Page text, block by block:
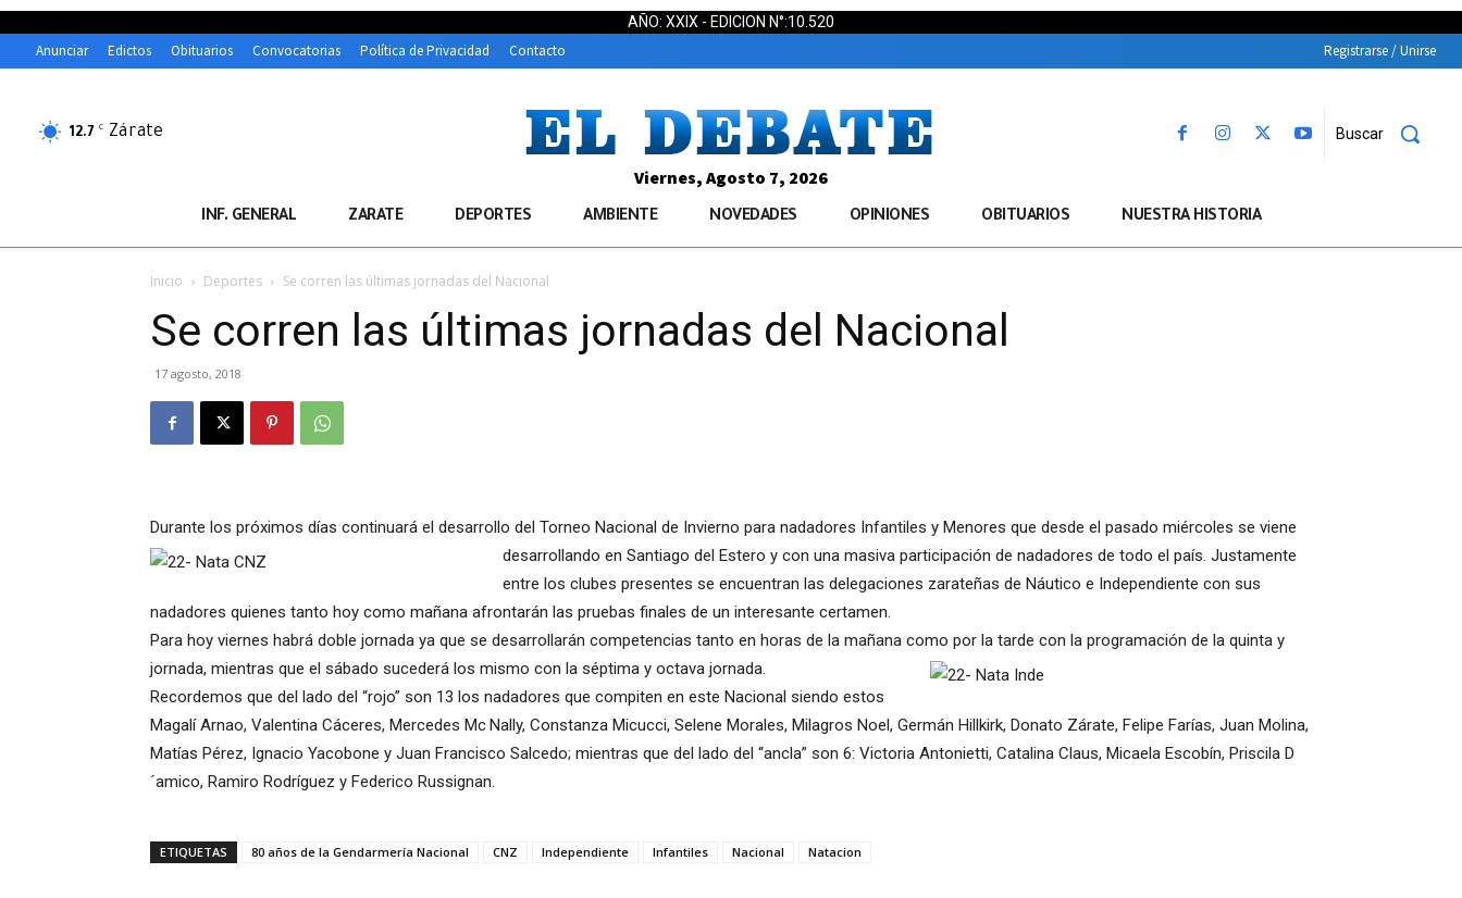
AÑO: XXIX - EDICION N°:10.520
Anunciar Edictos Obituarios Convocatorias Política de Privacidad Contacto Registrarse / Unirse
12.7 C Zárate Buscar
Viernes, Agosto 7, 2026
INF. GENERAL ZARATE DEPORTES AMBIENTE NOVEDADES OPINIONES OBITUARIOS NUESTRA HISTORIA
Inicio Deportes Se corren las últimas jornadas del Nacional
Se corren las últimas jornadas del Nacional
17 agosto, 2018
Durante los próximos días continuará el desarrollo del Torneo Nacional de Invierno para nadadores Infantiles y Menores que desde el pasado miércoles se viene
desarrollando en Santiago del Estero y con una masiva participación de nadadores de todo el país. Justamente
entre los clubes presentes se encuentran las delegaciones zarateñas de Náutico e Independiente con sus
nadadores quienes tanto hoy como mañana afrontarán las pruebas finales de un interesante certamen.
Para hoy viernes habrá doble jornada ya que se desarrollarán competencias tanto en horas de la mañana como por la tarde con la programación de la quinta y
jornada, mientras que el sábado sucederá los mismo con la séptima y octava jornada.
Recordemos que del lado del “rojo” son 13 los nadadores que compiten en este Nacional siendo estos
Magalí Arnao, Valentina Cáceres, Mercedes Mc Nally, Constanza Micucci, Selene Morales, Milagros Noel, Germán Hillkirk, Donato Zárate, Felipe Farías, Juan Molina,
Matías Pérez, Ignacio Yacobone y Juan Francisco Salcedo; mientras que del lado del “ancla” son 6: Victoria Antonietti, Catalina Claus, Micaela Escobín, Priscila D
´amico, Ramiro Rodríguez y Federico Russignan.
ETIQUETAS 80 años de la Gendarmería Nacional CNZ Independiente Infantiles Nacional Natacion